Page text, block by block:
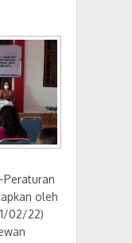
oleh
02/22)